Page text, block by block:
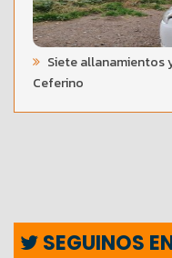
Siete allanamientos
Ceferino
SEGUINOS